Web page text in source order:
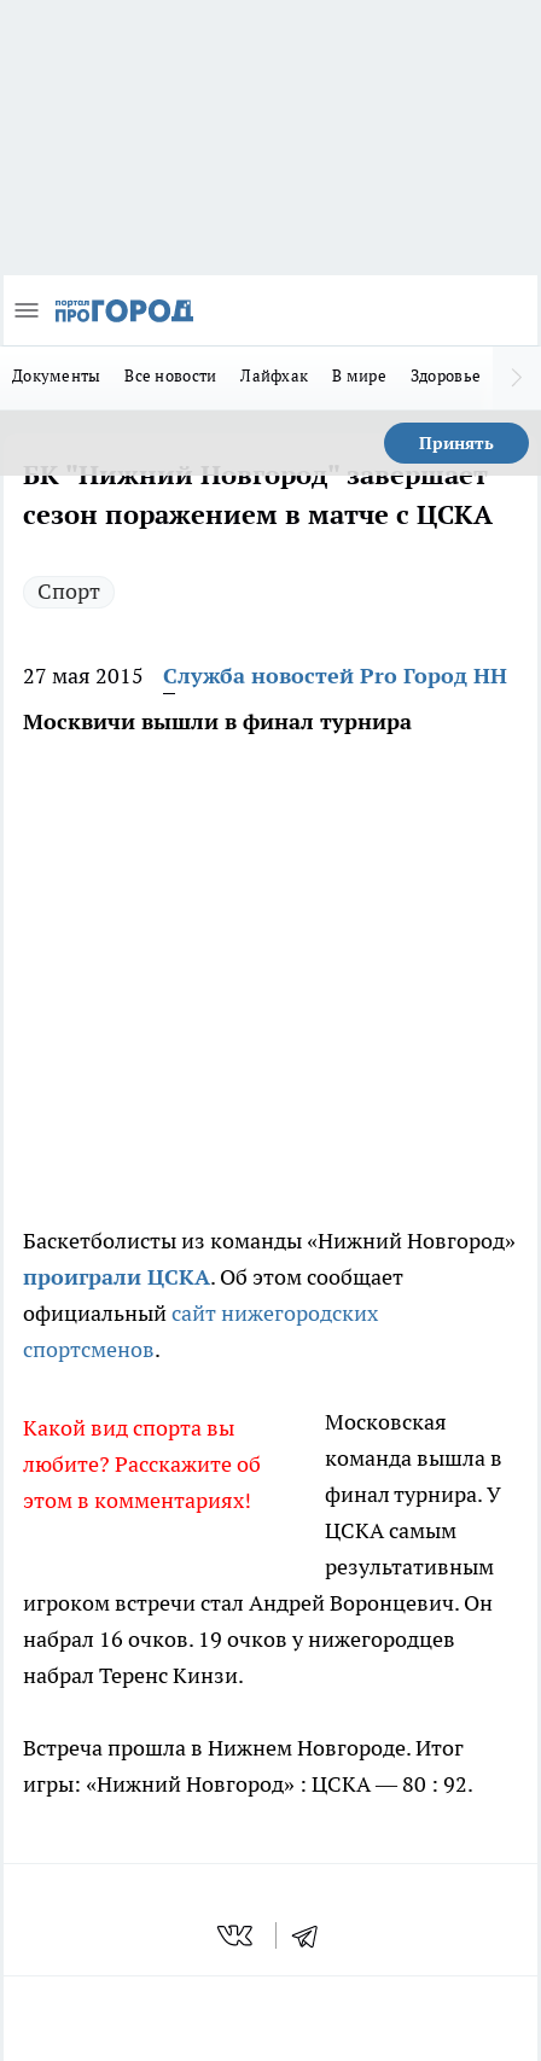
Документы Все новости Лайфхак В мире Здоровье
Принять
БК "Нижний Новгород" завершает
сезон поражением в матче с ЦСКА
Спорт
27 мая 2015
Служба новостей Pro Город НН
Москвичи вышли в финал турнира
Баскетболисты из команды «Нижний Новгород»
проиграли ЦСКА. Об этом сообщает
официальныйсайт нижегородских
спортсменов.
Какой вид спорта вы
любите? Расскажите об
этом в комментариях!
Московская
команда вышла в
финал турнира. У
ЦСКА самым
результативным
игроком встречи стал Андрей Воронцевич. Он
набрал 16 очков. 19 очков у нижегородцев
набрал Теренс Кинзи.
Встреча прошла в Нижнем Новгороде. Итог
игры: «Нижний Новгород» : ЦСКА — 80 : 92.